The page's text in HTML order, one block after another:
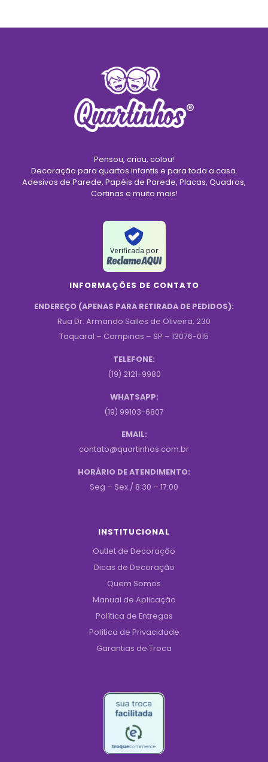
Pensou, criou, colou!
Decoração para quartos infantis e para toda a casa.
Adesivos de Parede, Papéis de Parede, Placas, Quadros,
Cortinas e muito mais!
Verificada por
INFORMAÇÕES DE CONTATO
ENDEREÇO (APENAS PARA RETIRADA DE PEDIDOS):
Rua Dr. Armando Salles de Oliveira, 230
Taquaral – Campinas – SP – 13076-015
TELEFONE:
(19) 2121-9980
WHATSAPP:
(19) 99103-6807
EMAIL:
contato@quartinhos.com.br
HORÁRIO DE ATENDIMENTO:
Seg – Sex / 8:30 – 17:00
INSTITUCIONAL
Outlet de Decoração
Dicas de Decoração
Quem Somos
Manual de Aplicação
Política de Entregas
Política de Privacidade
Garantias de Troca